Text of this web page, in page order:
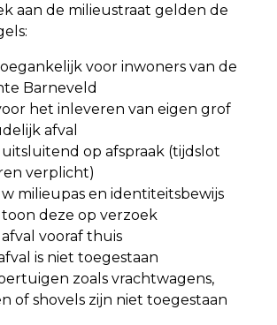
aan de milieustraat gelden de
voor inwoners van de
Barneveld
het inleveren van eigen grof
afval
op afspraak (tijdslot
verplicht)
milieupas en identiteitsbewijs
deze op verzoek
vooraf thuis
is niet toegestaan
zoals vrachtwagens,
of shovels zijn niet toegestaan